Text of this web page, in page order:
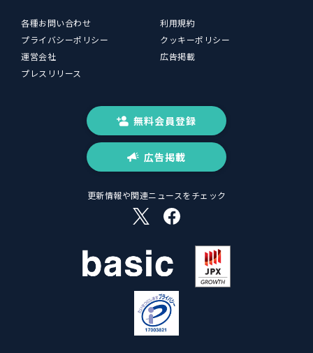
各種お問い合わせ
利用規約
プライバシーポリシー
クッキーポリシー
運営会社
広告掲載
プレスリリース
無料会員登録
広告掲載
更新情報や関連ニュースをチェック